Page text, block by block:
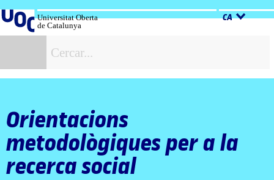
al
contingut
Universitat Oberta
de Catalunya
CA
Orientacions
metodològiques per a la
recerca social